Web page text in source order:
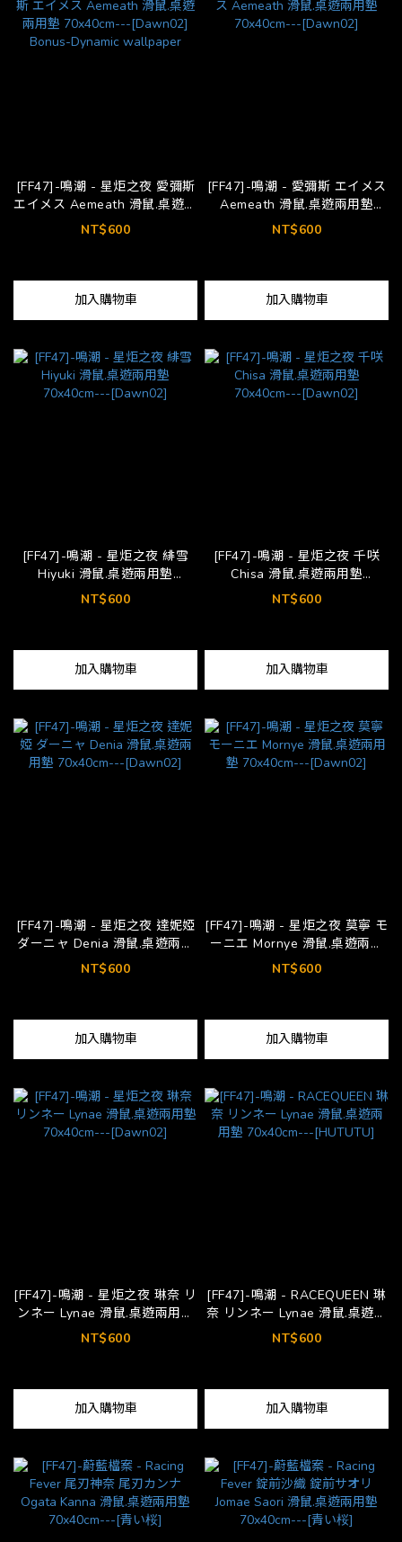
[FF47]-鳴潮 - 星炬之夜 愛彌斯
エイメス Aemeath 滑鼠.桌遊兩
用墊 70x40cm---[Dawn02]
Bonus-Dynamic wallpaper
NT$600
加入購物車
[FF47]-鳴潮 - 愛彌斯 エイメス
Aemeath 滑鼠.桌遊兩用墊
70x40cm---[Dawn02]
NT$600
加入購物車
[FF47]-鳴潮 - 星炬之夜 緋雪
Hiyuki 滑鼠.桌遊兩用墊
70x40cm---[Dawn02]
NT$600
加入購物車
[FF47]-鳴潮 - 星炬之夜 千咲
Chisa 滑鼠.桌遊兩用墊
70x40cm---[Dawn02]
NT$600
加入購物車
[FF47]-鳴潮 - 星炬之夜 達妮婭
ダーニャ Denia 滑鼠.桌遊兩用
墊 70x40cm---[Dawn02]
NT$600
加入購物車
[FF47]-鳴潮 - 星炬之夜 莫寧 モ
ーニエ Mornye 滑鼠.桌遊兩用
墊 70x40cm---[Dawn02]
NT$600
加入購物車
[FF47]-鳴潮 - 星炬之夜 琳奈 リ
ンネー Lynae 滑鼠.桌遊兩用墊
70x40cm---[Dawn02]
NT$600
加入購物車
[FF47]-鳴潮 - RACEQUEEN 琳
奈 リンネー Lynae 滑鼠.桌遊兩
用墊 70x40cm---[HUTUTU]
NT$600
加入購物車